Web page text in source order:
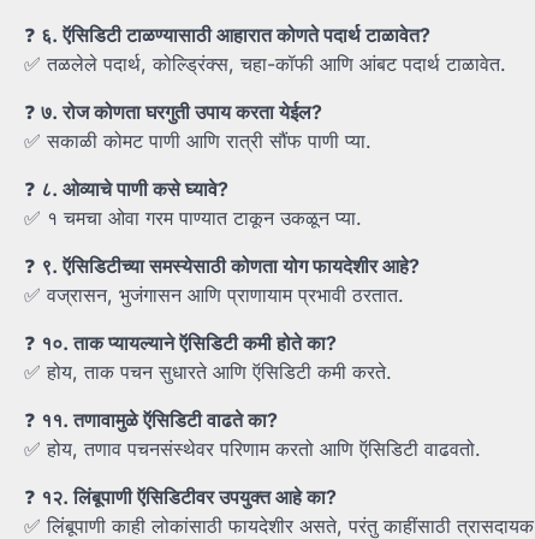
❓ ६.ऍसिडिटीटाळण्यासाठीआहारातकोणतेपदार्थटाळावेत?
✅ तळलेले पदार्थ, कोल्ड्रिंक्स, चहा-कॉफी आणि आंबट पदार्थ टाळावेत.
❓ ७.रोजकोणताघरगुतीउपायकरतायेईल?
✅ सकाळी कोमट पाणी आणि रात्री सौंफ पाणी प्या.
❓ ८. ओव्याचेपाणीकसेघ्यावे?
✅ १ चमचा ओवा गरम पाण्यात टाकून उकळून प्या.
❓ ९.ऍसिडिटीच्यासमस्येसाठीकोणतायोगफायदेशीरआहे?
✅ वज्रासन, भुजंगासन आणि प्राणायाम प्रभावी ठरतात.
❓ १०.ताकप्यायल्यानेऍसिडिटीकमीहोतेका?
✅ होय, ताक पचन सुधारते आणि ऍसिडिटी कमी करते.
❓ ११.तणावामुळेऍसिडिटीवाढतेका?
✅ होय, तणाव पचनसंस्थेवर परिणाम करतो आणि ऍसिडिटी वाढवतो.
❓ १२.लिंबूपाणीऍसिडिटीवरउपयुक्तआहेका?
✅ लिंबूपाणी काही लोकांसाठी फायदेशीर असते, परंतु काहींसाठी